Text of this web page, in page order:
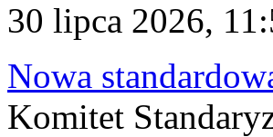
30 lipca 2026,
Nowa
Komitet